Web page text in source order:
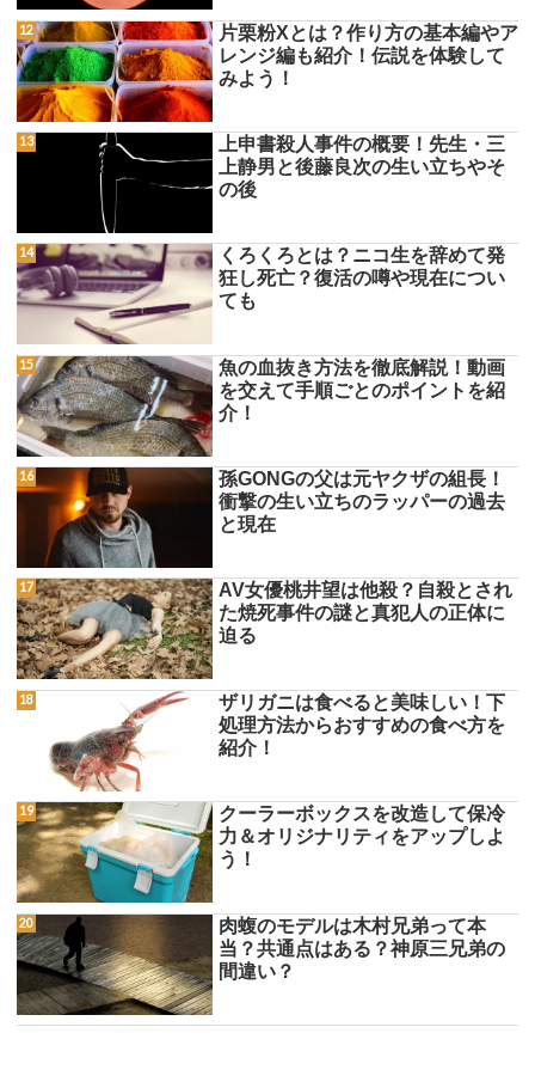
片栗粉Xとは？作り方の基本編やア
レンジ編も紹介！伝説を体験して
みよう！
上申書殺人事件の概要！先生・三
上静男と後藤良次の生い立ちやそ
の後
くろくろとは？ニコ生を辞めて発
狂し死亡？復活の噂や現在につい
ても
魚の血抜き方法を徹底解説！動画
を交えて手順ごとのポイントを紹
介！
孫GONGの父は元ヤクザの組長！
衝撃の生い立ちのラッパーの過去
と現在
AV女優桃井望は他殺？自殺とされ
た焼死事件の謎と真犯人の正体に
迫る
ザリガニは食べると美味しい！下
処理方法からおすすめの食べ方を
紹介！
クーラーボックスを改造して保冷
力＆オリジナリティをアップしよ
う！
肉蝮のモデルは木村兄弟って本
当？共通点はある？神原三兄弟の
間違い？